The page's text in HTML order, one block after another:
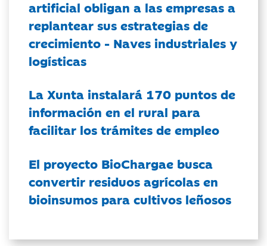
artificial obligan a las empresas a
replantear sus estrategias de
crecimiento - Naves industriales y
logísticas
La Xunta instalará 170 puntos de
información en el rural para
facilitar los trámites de empleo
El proyecto BioChargae busca
convertir residuos agrícolas en
bioinsumos para cultivos leñosos